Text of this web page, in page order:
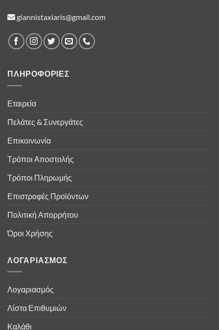
giannistaxiaris@gmail.com
ΠΛΗΡΟΦΟΡΙΕΣ
Εταιρεία
Πελάτες & Συνεργάτες
Επικοινωνία
Τρόποι Αποστολής
Τρόποι Πληρωμής
Επιστροφές Προϊόντων
Πολιτική Απορρήτου
Όροι Χρήσης
ΛΟΓΑΡΙΑΣΜΟΣ
Λογαριασμός
Λίστα Επιθυμιών
Καλάθι